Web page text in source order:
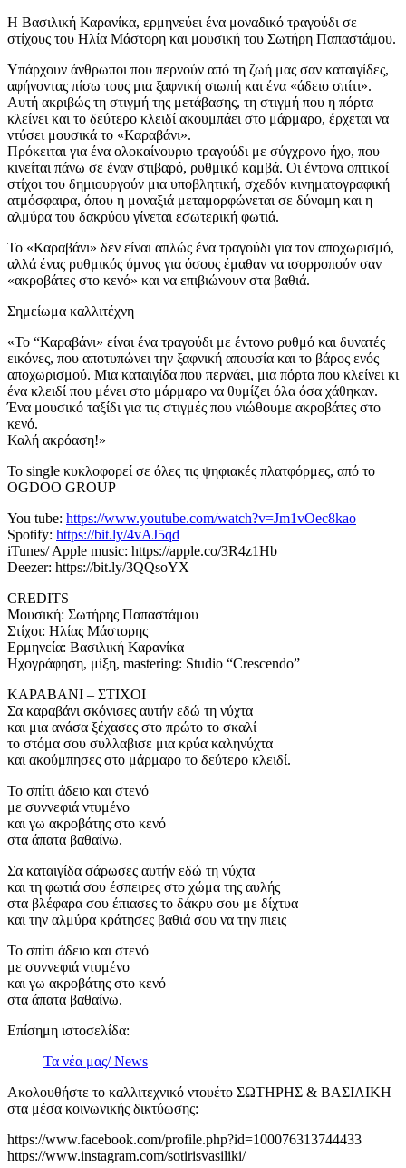
Η Βασιλική Καρανίκα, ερμηνεύει ένα μοναδικό τραγούδι σε
στίχους του Ηλία Μάστορη και μουσική του Σωτήρη Παπαστάμου.
Υπάρχουν άνθρωποι που περνούν από τη ζωή μας σαν καταιγίδες,
αφήνοντας πίσω τους μια ξαφνική σιωπή και ένα «άδειο σπίτι».
Αυτή ακριβώς τη στιγμή της μετάβασης, τη στιγμή που η πόρτα
κλείνει και το δεύτερο κλειδί ακουμπάει στο μάρμαρο, έρχεται να
ντύσει μουσικά το «Καραβάνι».
Πρόκειται για ένα ολοκαίνουριο τραγούδι με σύγχρονο ήχο, που
κινείται πάνω σε έναν στιβαρό, ρυθμικό καμβά. Οι έντονα οπτικοί
στίχοι του δημιουργούν μια υποβλητική, σχεδόν κινηματογραφική
ατμόσφαιρα, όπου η μοναξιά μεταμορφώνεται σε δύναμη και η
αλμύρα του δακρύου γίνεται εσωτερική φωτιά.
Το «Καραβάνι» δεν είναι απλώς ένα τραγούδι για τον αποχωρισμό,
αλλά ένας ρυθμικός ύμνος για όσους έμαθαν να ισορροπούν σαν
«ακροβάτες στο κενό» και να επιβιώνουν στα βαθιά.
Σημείωμα καλλιτέχνη
«Το “Καραβάνι» είναι ένα τραγούδι με έντονο ρυθμό και δυνατές
εικόνες, που αποτυπώνει την ξαφνική απουσία και το βάρος ενός
αποχωρισμού. Μια καταιγίδα που περνάει, μια πόρτα που κλείνει κι
ένα κλειδί που μένει στο μάρμαρο να θυμίζει όλα όσα χάθηκαν.
Ένα μουσικό ταξίδι για τις στιγμές που νιώθουμε ακροβάτες στο
κενό.
Καλή ακρόαση!»
Το single κυκλοφορεί σε όλες τις ψηφιακές πλατφόρμες, από το
OGDOO GROUP
You tube: https://www.youtube.com/watch?v=Jm1vOec8kao
Spotify: https://bit.ly/4vAJ5qd
iTunes/ Apple music: https://apple.co/3R4z1Hb
Deezer: https://bit.ly/3QQsoYX
CREDITS
Μουσική: Σωτήρης Παπαστάμου
Στίχοι: Ηλίας Μάστορης
Ερμηνεία: Βασιλική Καρανίκα
Ηχογράφηση, μίξη, mastering: Studio “Crescendo”
ΚΑΡΑΒΑΝΙ – ΣΤΙΧΟΙ
Σα καραβάνι σκόνισες αυτήν εδώ τη νύχτα
και μια ανάσα ξέχασες στο πρώτο το σκαλί
το στόμα σου συλλαβισε μια κρύα καληνύχτα
και ακούμπησες στο μάρμαρο το δεύτερο κλειδί.
Το σπίτι άδειο και στενό
με συννεφιά ντυμένο
και γω ακροβάτης στο κενό
στα άπατα βαθαίνω.
Σα καταιγίδα σάρωσες αυτήν εδώ τη νύχτα
και τη φωτιά σου έσπειρες στο χώμα της αυλής
στα βλέφαρα σου έπιασες το δάκρυ σου με δίχτυα
και την αλμύρα κράτησες βαθιά σου να την πιεις
Το σπίτι άδειο και στενό
με συννεφιά ντυμένο
και γω ακροβάτης στο κενό
στα άπατα βαθαίνω.
Επίσημη ιστοσελίδα:
Τα νέα μας/ News
Ακολουθήστε το καλλιτεχνικό ντουέτο ΣΩΤΗΡΗΣ & ΒΑΣΙΛΙΚΗ
στα μέσα κοινωνικής δικτύωσης:
https://www.facebook.com/profile.php?id=100076313744433
https://www.instagram.com/sotirisvasiliki/